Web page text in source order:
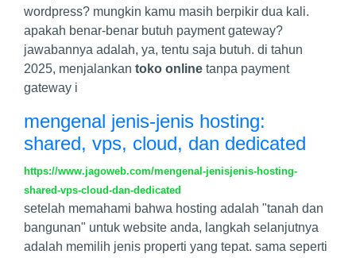
wordpress? mungkin kamu masih berpikir dua kali.
apakah benar-benar butuh payment gateway?
jawabannya adalah, ya, tentu saja butuh. di tahun
2025, menjalankan toko online tanpa payment
gateway i
mengenal jenis-jenis hosting:
shared, vps, cloud, dan dedicated
https://www.jagoweb.com/mengenal-jenisjenis-hosting-
shared-vps-cloud-dan-dedicated
setelah memahami bahwa hosting adalah "tanah dan
bangunan" untuk website anda, langkah selanjutnya
adalah memilih jenis properti yang tepat. sama seperti